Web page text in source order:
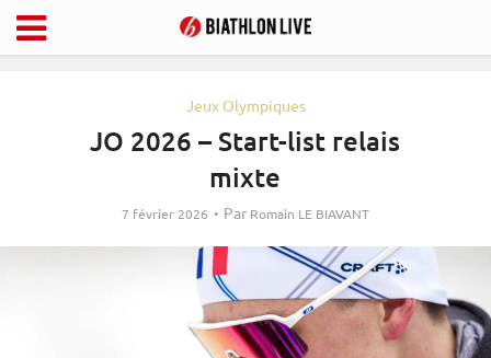
Jeux Olympiques
JO 2026 – Start-list relais
mixte
7 février 2026 Par Romain LE BIAVANT